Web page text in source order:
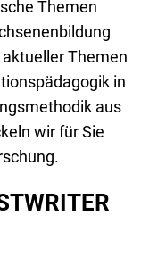
Themen
Themen
in
aus
wir für Sie